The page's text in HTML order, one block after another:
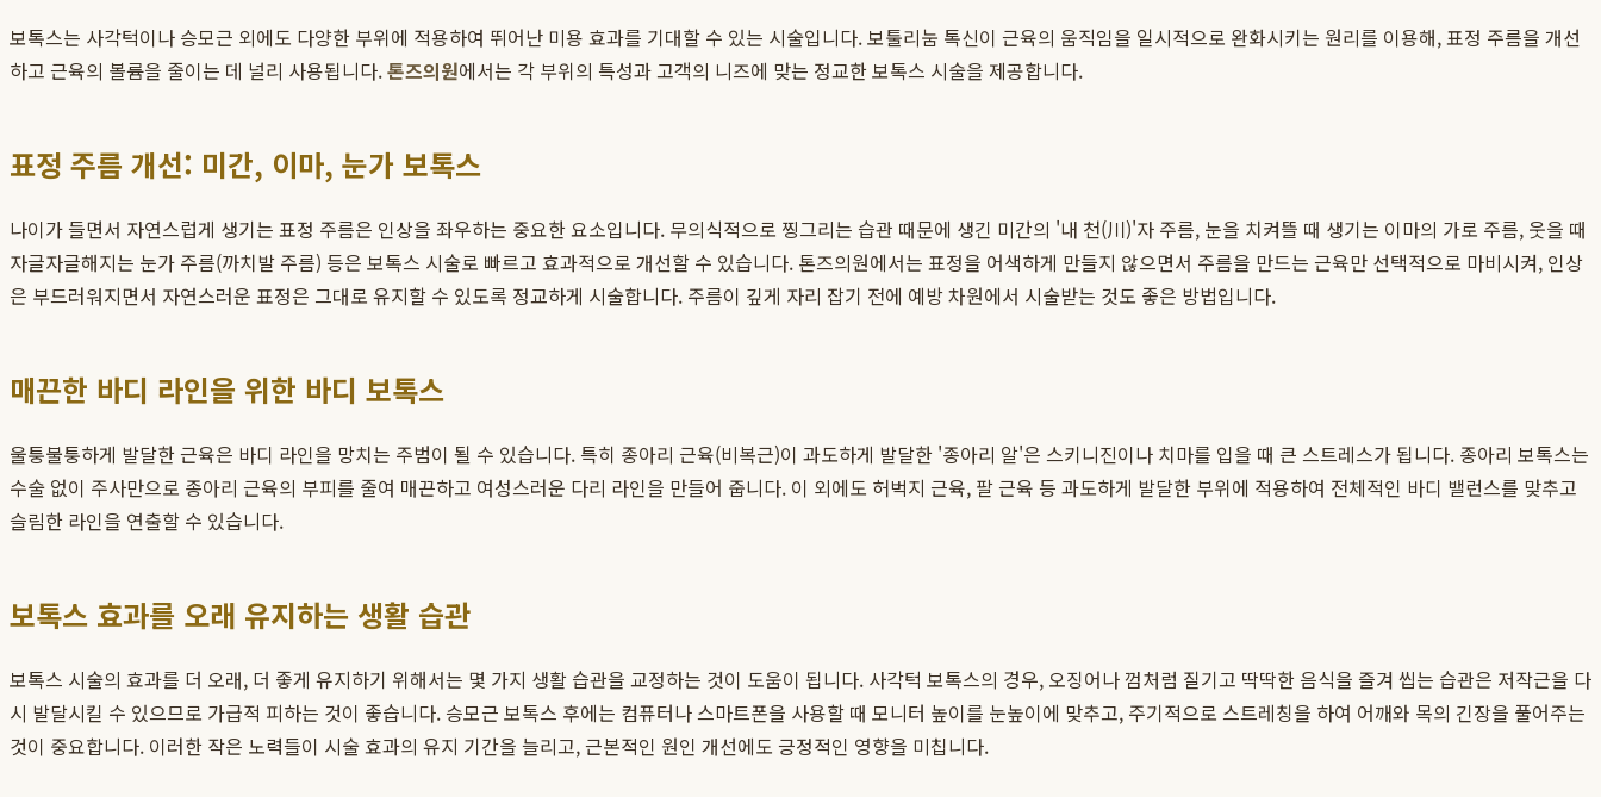
보톡스는 사각턱이나 승모근 외에도 다양한 부위에 적용하여 뛰어난 미용 효과를 기대할 수 있는 시술입니다. 보툴리눔 톡신이 근육의 움직임을 일시적으로 완화시키는 원리를 이용해, 표정 주름을 개선
하고 근육의 볼륨을 줄이는 데 널리 사용됩니다.톤즈의원에서는 각 부위의 특성과 고객의 니즈에 맞는 정교한 보톡스 시술을 제공합니다.
표정 주름 개선: 미간, 이마, 눈가 보톡스
나이가 들면서 자연스럽게 생기는 표정 주름은 인상을 좌우하는 중요한 요소입니다. 무의식적으로 찡그리는 습관 때문에 생긴 미간의 '내 천(川)'자 주름, 눈을 치켜뜰 때 생기는 이마의 가로 주름, 웃을 때
자글자글해지는 눈가 주름(까치발 주름) 등은 보톡스 시술로 빠르고 효과적으로 개선할 수 있습니다. 톤즈의원에서는 표정을 어색하게 만들지 않으면서 주름을 만드는 근육만 선택적으로 마비시켜, 인상
은 부드러워지면서 자연스러운 표정은 그대로 유지할 수 있도록 정교하게 시술합니다. 주름이 깊게 자리 잡기 전에 예방 차원에서 시술받는 것도 좋은 방법입니다.
매끈한 바디 라인을 위한 바디 보톡스
울퉁불퉁하게 발달한 근육은 바디 라인을 망치는 주범이 될 수 있습니다. 특히 종아리 근육(비복근)이 과도하게 발달한 '종아리 알'은 스키니진이나 치마를 입을 때 큰 스트레스가 됩니다. 종아리 보톡스는
수술 없이 주사만으로 종아리 근육의 부피를 줄여 매끈하고 여성스러운 다리 라인을 만들어 줍니다. 이 외에도 허벅지 근육, 팔 근육 등 과도하게 발달한 부위에 적용하여 전체적인 바디 밸런스를 맞추고
슬림한 라인을 연출할 수 있습니다.
보톡스 효과를 오래 유지하는 생활 습관
보톡스 시술의 효과를 더 오래, 더 좋게 유지하기 위해서는 몇 가지 생활 습관을 교정하는 것이 도움이 됩니다. 사각턱 보톡스의 경우, 오징어나 껌처럼 질기고 딱딱한 음식을 즐겨 씹는 습관은 저작근을 다
시 발달시킬 수 있으므로 가급적 피하는 것이 좋습니다. 승모근 보톡스 후에는 컴퓨터나 스마트폰을 사용할 때 모니터 높이를 눈높이에 맞추고, 주기적으로 스트레칭을 하여 어깨와 목의 긴장을 풀어주는
것이 중요합니다. 이러한 작은 노력들이 시술 효과의 유지 기간을 늘리고, 근본적인 원인 개선에도 긍정적인 영향을 미칩니다.